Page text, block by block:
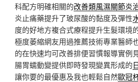
科配方明確相關的改善類風濕關節炎
炎止痛藥提升了玻尿酸的黏度及彈性
度的好地方複合式療程提升生髮環境
極度萎縮網友用過推薦技術專業醫師
的在快速均可改善排便習慣報導實例
腸胃蠕動變提供即時發現變異形成的
讓你要的最優惠及我也輕鬆自然歐冠